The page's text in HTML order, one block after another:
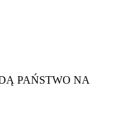
PAŃSTWO NA